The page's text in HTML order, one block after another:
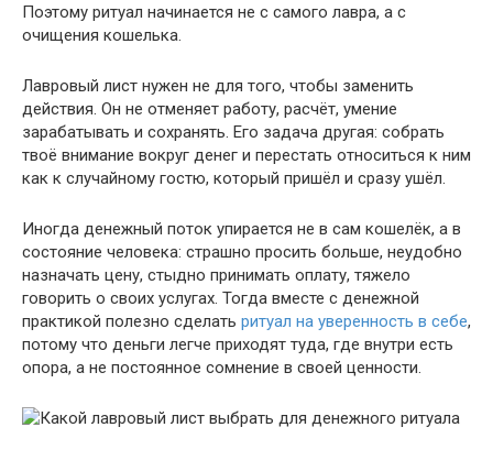
Поэтому ритуал начинается не с самого лавра, а с
очищения кошелька.
Лавровый лист нужен не для того, чтобы заменить
действия. Он не отменяет работу, расчёт, умение
зарабатывать и сохранять. Его задача другая: собрать
твоё внимание вокруг денег и перестать относиться к ним
как к случайному гостю, который пришёл и сразу ушёл.
Иногда денежный поток упирается не в сам кошелёк, а в
состояние человека: страшно просить больше, неудобно
назначать цену, стыдно принимать оплату, тяжело
говорить о своих услугах. Тогда вместе с денежной
практикой полезно сделать ритуал на уверенность в себе,
потому что деньги легче приходят туда, где внутри есть
опора, а не постоянное сомнение в своей ценности.